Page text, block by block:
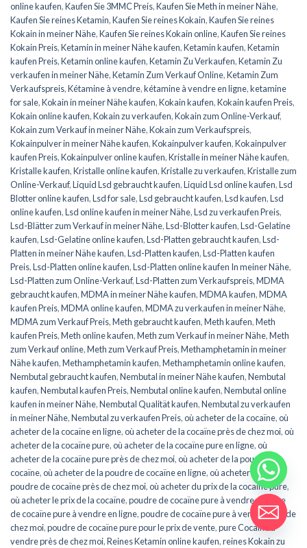
online kaufen,Kaufen Sie 3MMC Preis,Kaufen Sie Meth in meiner Nähe,
Kaufen Sie reines Ketamin,Kaufen Sie reines Kokain,Kaufen Sie reines
Kokain in meiner Nähe,Kaufen Sie reines Kokain online,Kaufen Sie reines
Kokain Preis,Ketamin in meiner Nähe kaufen,Ketamin kaufen,Ketamin
kaufen Preis,Ketamin online kaufen,Ketamin Zu Verkaufen,Ketamin Zu
verkaufen in meiner Nähe,Ketamin Zum Verkauf Online,Ketamin Zum
Verkaufspreis,Kétamine à vendre,kétamine à vendre en ligne,ketamine
for sale,Kokain in meiner Nähe kaufen,Kokain kaufen,Kokain kaufen Preis,
Kokain online kaufen,Kokain zu verkaufen,Kokain zum Online-Verkauf,
Kokain zum Verkauf in meiner Nähe,Kokain zum Verkaufspreis,
Kokainpulver in meiner Nähe kaufen,Kokainpulver kaufen,Kokainpulver
kaufen Preis,Kokainpulver online kaufen,Kristalle in meiner Nähe kaufen,
Kristalle kaufen,Kristalle online kaufen,Kristalle zu verkaufen,Kristalle zum
Online-Verkauf,Liquid Lsd gebraucht kaufen,Liquid Lsd online kaufen,Lsd
Blotter online kaufen,Lsd for sale,Lsd gebraucht kaufen,Lsd kaufen,Lsd
online kaufen,Lsd online kaufen in meiner Nähe,Lsd zu verkaufen Preis,
Lsd-Blätter zum Verkauf in meiner Nähe,Lsd-Blotter kaufen,Lsd-Gelatine
kaufen,Lsd-Gelatine online kaufen,Lsd-Platten gebraucht kaufen,Lsd-
Platten in meiner Nähe kaufen,Lsd-Platten kaufen,Lsd-Platten kaufen
Preis,Lsd-Platten online kaufen,Lsd-Platten online kaufen In meiner Nähe,
Lsd-Platten zum Online-Verkauf,Lsd-Platten zum Verkaufspreis,MDMA
gebraucht kaufen,MDMA in meiner Nähe kaufen,MDMA kaufen,MDMA
kaufen Preis,MDMA online kaufen,MDMA zu verkaufen in meiner Nähe,
MDMA zum Verkauf Preis,Meth gebraucht kaufen,Meth kaufen,Meth
kaufen Preis,Meth online kaufen,Meth zum Verkauf in meiner Nähe,Meth
zum Verkauf online,Meth zum Verkauf Preis,Methamphetamin in meiner
Nähe kaufen,Methamphetamin kaufen,Methamphetamin online kaufen,
Nembutal gebraucht kaufen,Nembutal in meiner Nähe kaufen,Nembutal
kaufen,Nembutal kaufen Preis,Nembutal online kaufen,Nembutal online
kaufen in meiner Nähe,Nembutal Qualität kaufen,Nembutal zu verkaufen
in meiner Nähe,Nembutal zu verkaufen Preis,où acheter de la cocaïne,où
acheter de la cocaïne en ligne,où acheter de la cocaïne près de chez moi,où
acheter de la cocaïne pure,où acheter de la cocaïne pure en ligne,où
acheter de la cocaïne pure près de chez moi,où acheter de la poudre de
cocaïne,où acheter de la poudre de cocaïne en ligne,où acheter de la
poudre de cocaïne près de chez moi,où acheter du prix de la cocaïne pure,
où acheter le prix de la cocaïne,poudre de cocaïne pure à vendre,poudre
de cocaïne pure à vendre en ligne,poudre de cocaïne pure à vendre près de
chez moi,poudre de cocaïne pure pour le prix de vente,pure Cocaïne à
vendre près de chez moi,Reines Ketamin online kaufen,reines Kokain zu